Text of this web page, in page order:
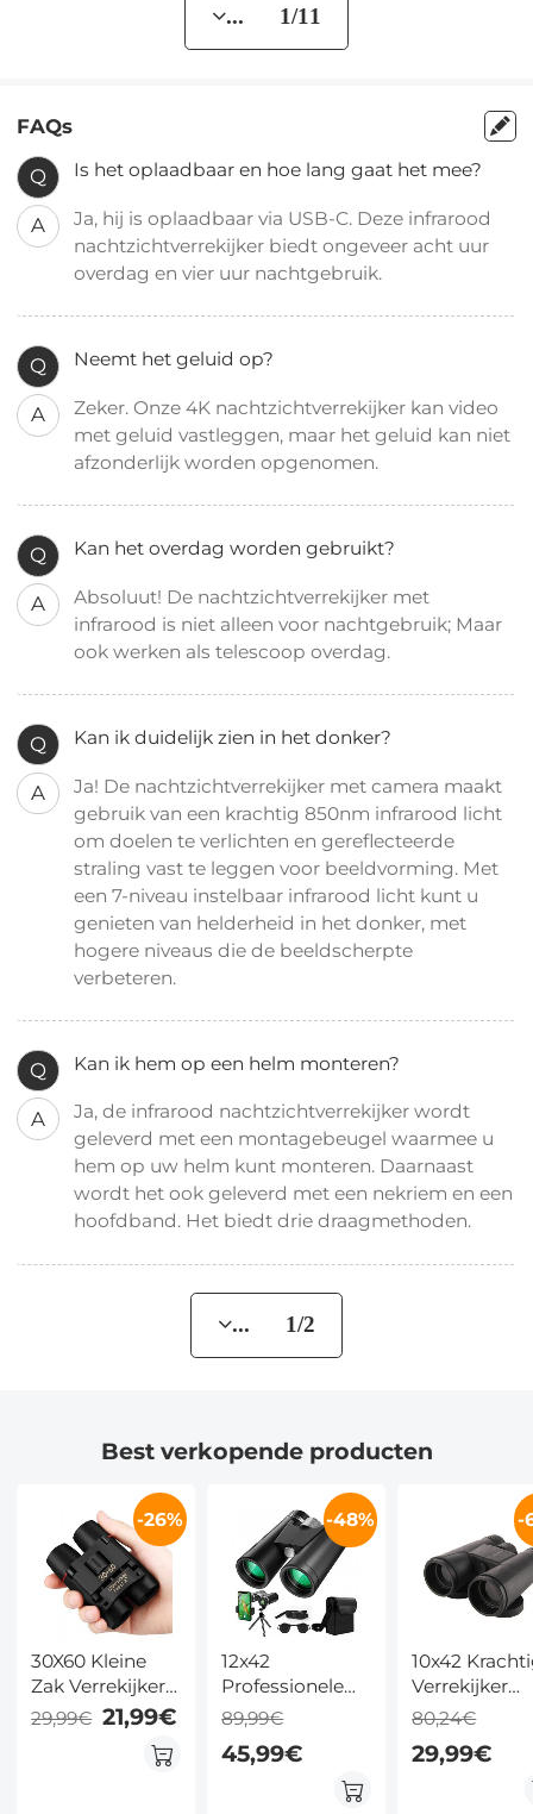
... 1/11
FAQs
Q Is het oplaadbaar en hoe lang gaat het mee?
A
Ja, hij is oplaadbaar via USB-C. Deze infrarood
nachtzichtverrekijker biedt ongeveer acht uur
overdag en vier uur nachtgebruik.
Q Neemt het geluid op?
A
Zeker. Onze 4K nachtzichtverrekijker kan video
met geluid vastleggen, maar het geluid kan niet
afzonderlijk worden opgenomen.
Q Kan het overdag worden gebruikt?
A
Absoluut! De nachtzichtverrekijker met
infrarood is niet alleen voor nachtgebruik; Maar
ook werken als telescoop overdag.
Q Kan ik duidelijk zien in het donker?
A
Ja! De nachtzichtverrekijker met camera maakt
gebruik van een krachtig 850nm infrarood licht
om doelen te verlichten en gereflecteerde
straling vast te leggen voor beeldvorming. Met
een 7-niveau instelbaar infrarood licht kunt u
genieten van helderheid in het donker, met
hogere niveaus die de beeldscherpte
verbeteren.
Q Kan ik hem op een helm monteren?
A
Ja, de infrarood nachtzichtverrekijker wordt
geleverd met een montagebeugel waarmee u
hem op uw helm kunt monteren. Daarnaast
wordt het ook geleverd met een nekriem en een
hoofdband. Het biedt drie draagmethoden.
... 1/2
Best verkopende producten
-26%
30X60 Kleine
Zak Verrekijker
Compacte
29,99€ 21,99€
-48%
12x42
Professionele
HD Verrekijker
Telefoonclip en
89,99€
45,99€
-
10x42
Verrekijker
Compacte
Bij Weinig
80,24€
29,99€